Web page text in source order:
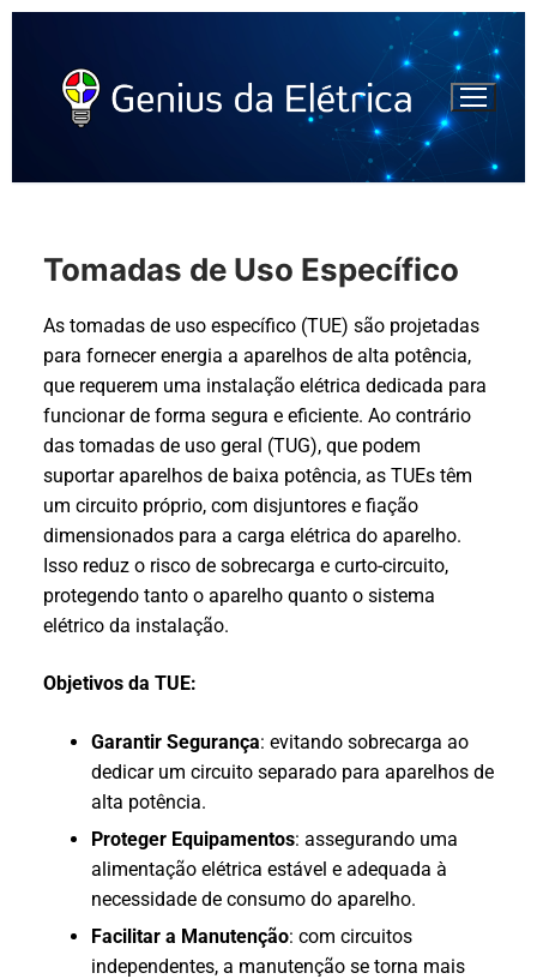
Tomadas de Uso Específico
As tomadas de uso específico (TUE) são projetadas
para fornecer energia a aparelhos de alta potência,
que requerem uma instalação elétrica dedicada para
funcionar de forma segura e eficiente. Ao contrário
das tomadas de uso geral (TUG), que podem
suportar aparelhos de baixa potência, as TUEs têm
um circuito próprio, com disjuntores e fiação
dimensionados para a carga elétrica do aparelho.
Isso reduz o risco de sobrecarga e curto-circuito,
protegendo tanto o aparelho quanto o sistema
elétrico da instalação.
Objetivos da TUE:
Garantir Segurança: evitando sobrecarga ao
dedicar um circuito separado para aparelhos de
alta potência.
Proteger Equipamentos: assegurando uma
alimentação elétrica estável e adequada à
necessidade de consumo do aparelho.
Facilitar a Manutenção: com circuitos
independentes, a manutenção se torna mais